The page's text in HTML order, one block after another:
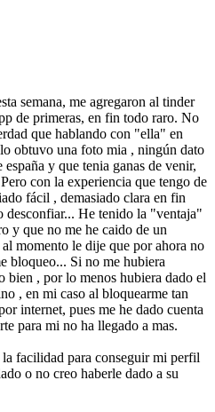
semana, me agregaron al tinder
de primeras, en fin todo raro. No
que hablando con "ella" en
obtuvo una foto mia , ningún dato
y que tenia ganas de venir,
con la experiencia que tengo de
fácil , demasiado clara en fin
desconfiar... He tenido la "ventaja"
y que no me he caido de un
momento le dije que por ahora no
bloqueo... Si no me hubiera
bien , por lo menos hubiera dado el
, en mi caso al bloquearme tan
internet, pues me he dado cuenta
para mi no ha llegado a mas.
facilidad para conseguir mi perfil
o no creo haberle dado a su